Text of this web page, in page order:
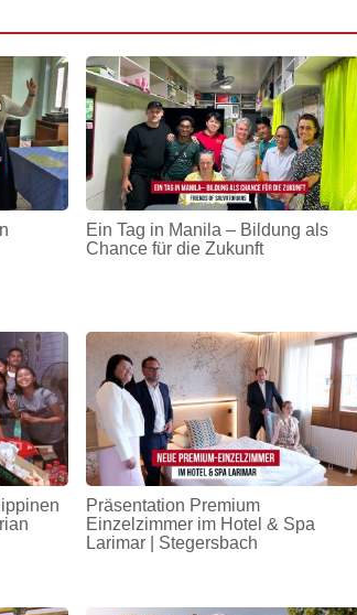
Ein Tag in Manila – Bildung als
Chance für die Zukunft
Präsentation Premium
Einzelzimmer im Hotel & Spa
Larimar | Stegersbach